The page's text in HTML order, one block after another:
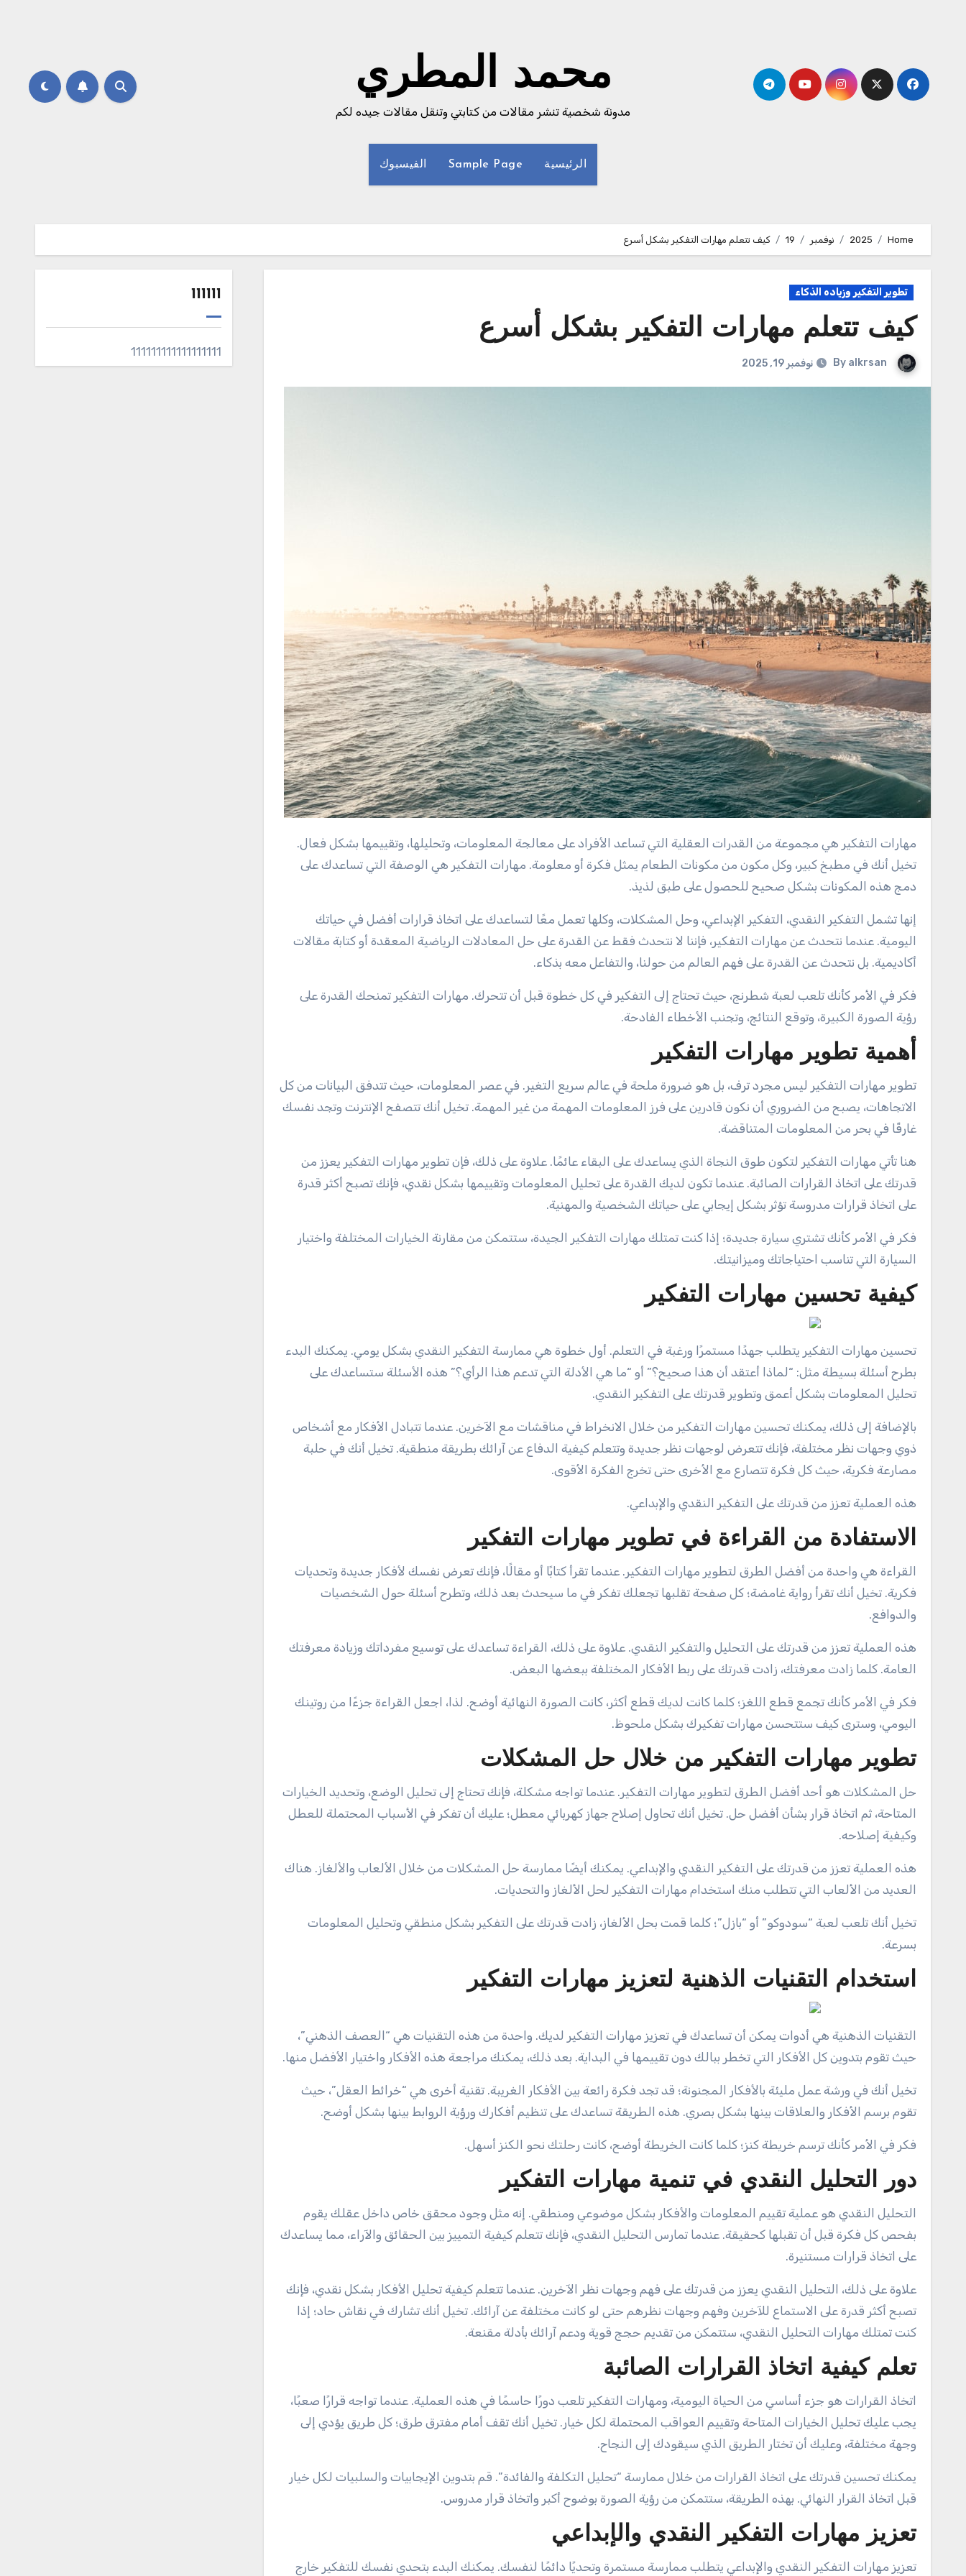
محمد المطري
مدونة شخصية تنشر مقالات من كتابتي وتنقل مقالات جيده لكم
الرئيسية Sample Page الفيسبوك
Home
2025 نوفمبر 19 كيف تتعلم مهارات التفكير بشكل أسرع
تطوير التفكير وزياده الذكاء
كيف تتعلم مهارات التفكير بشكل أسرع
By alkrsan نوفمبر 19, 2025
مهارات التفكير هي مجموعة من القدرات العقلية التي تساعد الأفراد على معالجة المعلومات، وتحليلها، وتقييمها بشكل فعال.
تخيل أنك في مطبخ كبير، وكل مكون من مكونات الطعام يمثل فكرة أو معلومة. مهارات التفكير هي الوصفة التي تساعدك على
دمج هذه المكونات بشكل صحيح للحصول على طبق لذيذ.
إنها تشمل التفكير النقدي، التفكير الإبداعي، وحل المشكلات، وكلها تعمل معًا لتساعدك على اتخاذ قرارات أفضل في حياتك
اليومية. عندما نتحدث عن مهارات التفكير، فإننا لا نتحدث فقط عن القدرة على حل المعادلات الرياضية المعقدة أو كتابة مقالات
أكاديمية. بل نتحدث عن القدرة على فهم العالم من حولنا، والتفاعل معه بذكاء.
فكر في الأمر كأنك تلعب لعبة شطرنج، حيث تحتاج إلى التفكير في كل خطوة قبل أن تتحرك. مهارات التفكير تمنحك القدرة على
رؤية الصورة الكبيرة، وتوقع النتائج، وتجنب الأخطاء الفادحة.
أهمية تطوير مهارات التفكير
تطوير مهارات التفكير ليس مجرد ترف، بل هو ضرورة ملحة في عالم سريع التغير. في عصر المعلومات، حيث تتدفق البيانات من كل
الاتجاهات، يصبح من الضروري أن نكون قادرين على فرز المعلومات المهمة من غير المهمة. تخيل أنك تتصفح الإنترنت وتجد نفسك
غارقًا في بحر من المعلومات المتناقضة.
هنا تأتي مهارات التفكير لتكون طوق النجاة الذي يساعدك على البقاء عائمًا. علاوة على ذلك، فإن تطوير مهارات التفكير يعزز من
قدرتك على اتخاذ القرارات الصائبة. عندما تكون لديك القدرة على تحليل المعلومات وتقييمها بشكل نقدي، فإنك تصبح أكثر قدرة
على اتخاذ قرارات مدروسة تؤثر بشكل إيجابي على حياتك الشخصية والمهنية.
فكر في الأمر كأنك تشتري سيارة جديدة؛ إذا كنت تمتلك مهارات التفكير الجيدة، ستتمكن من مقارنة الخيارات المختلفة واختيار
السيارة التي تناسب احتياجاتك وميزانيتك.
كيفية تحسين مهارات التفكير
تحسين مهارات التفكير يتطلب جهدًا مستمرًا ورغبة في التعلم. أول خطوة هي ممارسة التفكير النقدي بشكل يومي. يمكنك البدء
بطرح أسئلة بسيطة مثل: “لماذا أعتقد أن هذا صحيح؟” أو “ما هي الأدلة التي تدعم هذا الرأي؟” هذه الأسئلة ستساعدك على
تحليل المعلومات بشكل أعمق وتطوير قدرتك على التفكير النقدي.
بالإضافة إلى ذلك، يمكنك تحسين مهارات التفكير من خلال الانخراط في مناقشات مع الآخرين. عندما تتبادل الأفكار مع أشخاص
ذوي وجهات نظر مختلفة، فإنك تتعرض لوجهات نظر جديدة وتتعلم كيفية الدفاع عن آرائك بطريقة منطقية. تخيل أنك في حلبة
مصارعة فكرية، حيث كل فكرة تتصارع مع الأخرى حتى تخرج الفكرة الأقوى.
هذه العملية تعزز من قدرتك على التفكير النقدي والإبداعي.
الاستفادة من القراءة في تطوير مهارات التفكير
القراءة هي واحدة من أفضل الطرق لتطوير مهارات التفكير. عندما تقرأ كتابًا أو مقالًا، فإنك تعرض نفسك لأفكار جديدة وتحديات
فكرية. تخيل أنك تقرأ رواية غامضة؛ كل صفحة تقلبها تجعلك تفكر في ما سيحدث بعد ذلك، وتطرح أسئلة حول الشخصيات
والدوافع.
هذه العملية تعزز من قدرتك على التحليل والتفكير النقدي. علاوة على ذلك، القراءة تساعدك على توسيع مفرداتك وزيادة معرفتك
العامة. كلما زادت معرفتك، زادت قدرتك على ربط الأفكار المختلفة ببعضها البعض.
فكر في الأمر كأنك تجمع قطع اللغز؛ كلما كانت لديك قطع أكثر، كانت الصورة النهائية أوضح. لذا، اجعل القراءة جزءًا من روتينك
اليومي، وسترى كيف ستتحسن مهارات تفكيرك بشكل ملحوظ.
تطوير مهارات التفكير من خلال حل المشكلات
حل المشكلات هو أحد أفضل الطرق لتطوير مهارات التفكير. عندما تواجه مشكلة، فإنك تحتاج إلى تحليل الوضع، وتحديد الخيارات
المتاحة، ثم اتخاذ قرار بشأن أفضل حل. تخيل أنك تحاول إصلاح جهاز كهربائي معطل؛ عليك أن تفكر في الأسباب المحتملة للعطل
وكيفية إصلاحه.
هذه العملية تعزز من قدرتك على التفكير النقدي والإبداعي. يمكنك أيضًا ممارسة حل المشكلات من خلال الألعاب والألغاز. هناك
العديد من الألعاب التي تتطلب منك استخدام مهارات التفكير لحل الألغاز والتحديات.
تخيل أنك تلعب لعبة “سودوكو” أو “بازل”؛ كلما قمت بحل الألغاز، زادت قدرتك على التفكير بشكل منطقي وتحليل المعلومات
بسرعة.
استخدام التقنيات الذهنية لتعزيز مهارات التفكير
التقنيات الذهنية هي أدوات يمكن أن تساعدك في تعزيز مهارات التفكير لديك. واحدة من هذه التقنيات هي “العصف الذهني”،
حيث تقوم بتدوين كل الأفكار التي تخطر ببالك دون تقييمها في البداية. بعد ذلك، يمكنك مراجعة هذه الأفكار واختيار الأفضل منها.
تخيل أنك في ورشة عمل مليئة بالأفكار المجنونة؛ قد تجد فكرة رائعة بين الأفكار الغريبة. تقنية أخرى هي “خرائط العقل”، حيث
تقوم برسم الأفكار والعلاقات بينها بشكل بصري. هذه الطريقة تساعدك على تنظيم أفكارك ورؤية الروابط بينها بشكل أوضح.
فكر في الأمر كأنك ترسم خريطة كنز؛ كلما كانت الخريطة أوضح، كانت رحلتك نحو الكنز أسهل.
دور التحليل النقدي في تنمية مهارات التفكير
التحليل النقدي هو عملية تقييم المعلومات والأفكار بشكل موضوعي ومنطقي. إنه مثل وجود محقق خاص داخل عقلك يقوم
بفحص كل فكرة قبل أن تقبلها كحقيقة. عندما تمارس التحليل النقدي، فإنك تتعلم كيفية التمييز بين الحقائق والآراء، مما يساعدك
على اتخاذ قرارات مستنيرة.
علاوة على ذلك، التحليل النقدي يعزز من قدرتك على فهم وجهات نظر الآخرين. عندما تتعلم كيفية تحليل الأفكار بشكل نقدي، فإنك
تصبح أكثر قدرة على الاستماع للآخرين وفهم وجهات نظرهم حتى لو كانت مختلفة عن آرائك. تخيل أنك تشارك في نقاش حاد؛ إذا
كنت تمتلك مهارات التحليل النقدي، ستتمكن من تقديم حجج قوية ودعم آرائك بأدلة مقنعة.
تعلم كيفية اتخاذ القرارات الصائبة
اتخاذ القرارات هو جزء أساسي من الحياة اليومية، ومهارات التفكير تلعب دورًا حاسمًا في هذه العملية. عندما تواجه قرارًا صعبًا،
يجب عليك تحليل الخيارات المتاحة وتقييم العواقب المحتملة لكل خيار. تخيل أنك تقف أمام مفترق طرق؛ كل طريق يؤدي إلى
وجهة مختلفة، وعليك أن تختار الطريق الذي سيقودك إلى النجاح.
يمكنك تحسين قدرتك على اتخاذ القرارات من خلال ممارسة “تحليل التكلفة والفائدة”. قم بتدوين الإيجابيات والسلبيات لكل خيار
قبل اتخاذ القرار النهائي. بهذه الطريقة، ستتمكن من رؤية الصورة بوضوح أكبر واتخاذ قرار مدروس.
تعزيز مهارات التفكير النقدي والإبداعي
تعزيز مهارات التفكير النقدي والإبداعي يتطلب ممارسة مستمرة وتحديًا دائمًا لنفسك. يمكنك البدء بتحدي نفسك للتفكير خارج
111111
111111111111111111